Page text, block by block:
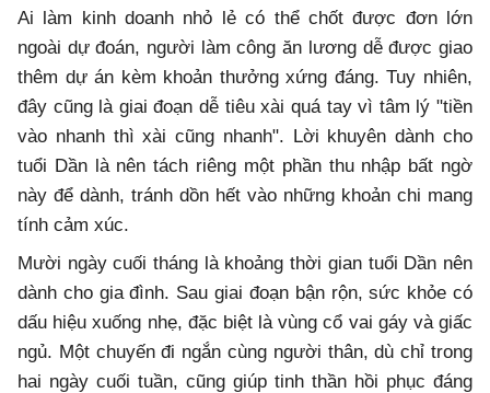
Ai làm kinh doanh nhỏ lẻ có thể chốt được đơn lớn
ngoài dự đoán, người làm công ăn lương dễ được giao
thêm dự án kèm khoản thưởng xứng đáng. Tuy nhiên,
đây cũng là giai đoạn dễ tiêu xài quá tay vì tâm lý "tiền
vào nhanh thì xài cũng nhanh". Lời khuyên dành cho
tuổi Dần là nên tách riêng một phần thu nhập bất ngờ
này để dành, tránh dồn hết vào những khoản chi mang
tính cảm xúc.
Mười ngày cuối tháng là khoảng thời gian tuổi Dần nên
dành cho gia đình. Sau giai đoạn bận rộn, sức khỏe có
dấu hiệu xuống nhẹ, đặc biệt là vùng cổ vai gáy và giấc
ngủ. Một chuyến đi ngắn cùng người thân, dù chỉ trong
hai ngày cuối tuần, cũng giúp tinh thần hồi phục đáng